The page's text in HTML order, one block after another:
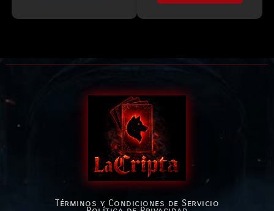
Términos y Condiciones de Servicio